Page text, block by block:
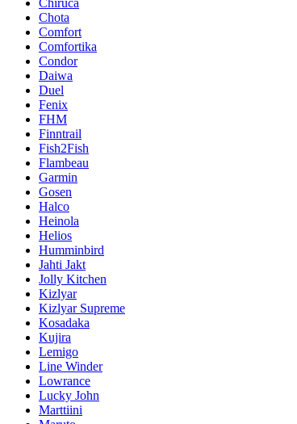
Chiruca
Chota
Comfort
Comfortika
Condor
Daiwa
Duel
Fenix
FHM
Finntrail
Fish2Fish
Flambeau
Garmin
Gosen
Halco
Heinola
Helios
Humminbird
Jahti Jakt
Jolly Kitchen
Kizlyar
Kizlyar Supreme
Kosadaka
Kujira
Lemigo
Line Winder
Lowrance
Lucky John
Marttiini